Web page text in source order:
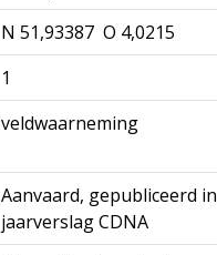
N 51,93387 O 4,0215
1
veldwaarneming
Aanvaard, gepubliceerd in
jaarverslag CDNA